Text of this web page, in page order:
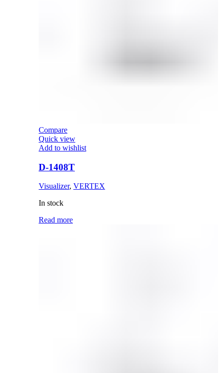
Compare
Quick view
Add to wishlist
D-1408T
Visualizer, VERTEX
In stock
Read more